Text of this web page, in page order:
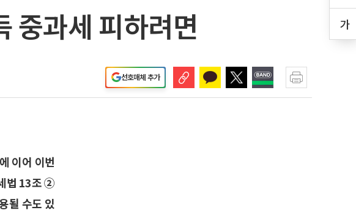
가
중과세 피하려면
선호매체 추가
이어 이번
법 13조 ②
될 수도 있